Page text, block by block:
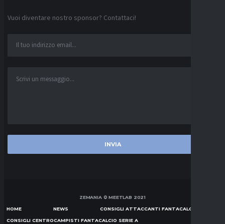
Vuoi diventare nostro sponsor? Contattaci!
ZEMANIA © MEETLAB 2021
HOME NEWS CONSIGLI ATTACCANTI FANTACALCIO SERIE A
CONSIGLI CENTROCAMPISTI FANTACALCIO SERIE A